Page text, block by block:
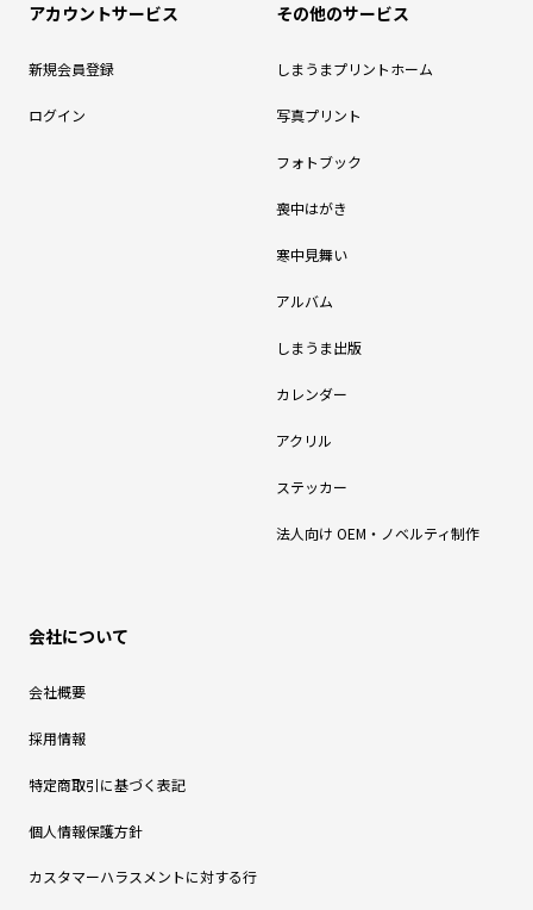
アカウントサービス
新規会員登録
ログイン
その他のサービス
しまうまプリントホーム
写真プリント
フォトブック
喪中はがき
寒中見舞い
アルバム
しまうま出版
カレンダー
アクリル
ステッカー
法人向け OEM・ノベルティ制作
会社について
会社概要
採用情報
特定商取引に基づく表記
個人情報保護方針
カスタマーハラスメントに対する行